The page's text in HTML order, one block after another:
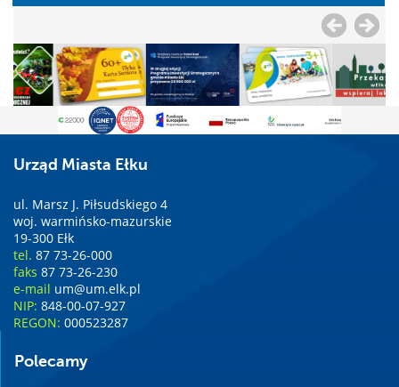
Urząd Miasta Ełku
ul. Marsz J. Piłsudskiego 4
woj. warmińsko-mazurskie
19-300 Ełk
tel. 87 73-26-000
faks 87 73-26-230
e-mail um@um.elk.pl
NIP: 848-00-07-927
REGON: 000523287
Polecamy